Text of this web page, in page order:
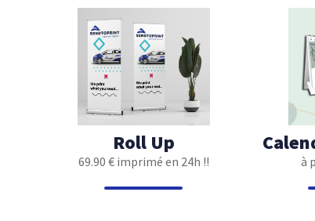
Roll Up
69.90 € imprimé en 24h !! à